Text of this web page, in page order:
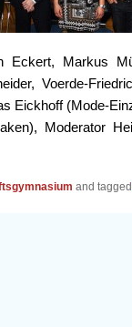
Markus
Voerde-
Eickhoff (Mode-
Moderator
and tagged